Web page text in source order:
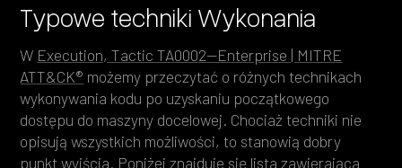
Typowe techniki Wykonania
W Execution, Tactic TA0002—Enterprise | MITRE
ATT&CK® możemy przeczytać o różnych technikach
wykonywania kodu po uzyskaniu początkowego
dostępu do maszyny docelowej. Chociaż techniki nie
opisują wszystkich możliwości, to stanowią dobry
punkt wyjścia. Poniżej znajduje się lista zawierająca